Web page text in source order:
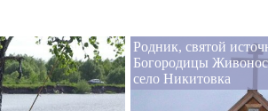
Родник, святой
Богородицы
село Никитовка